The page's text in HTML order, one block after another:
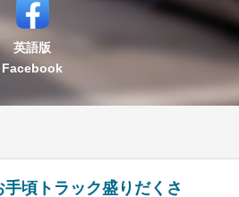
英語版
Facebook
手頃トラック盛りだくさ